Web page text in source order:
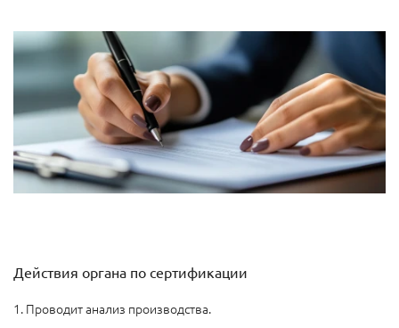
Действия органа по сертификации
1. Проводит анализ производства.